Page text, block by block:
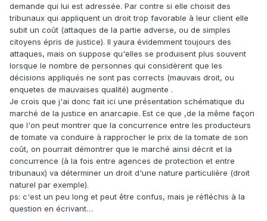
demande qui lui est adressée. Par contre si elle choisit des
tribunaux qui appliquent un droit trop favorable à leur client elle
subit un coût (attaques de la partie adverse, ou de simples
citoyens épris de justice). Il yaura évidemment toujours des
attaques, mais on suppose qu'elles se produisent plus souvent
lorsque le nombre de personnes qui considèrent que les
décisions appliqués ne sont pas corrects (mauvais droit, ou
enquetes de mauvaises qualité) augmente .
Je crois que j'ai donc fait ici une présentation schématique du
marché de la justice en anarcapie. Est ce que ,de la même façon
que l'on peut montrer que la concurrence entre les producteurs
de tomate va conduire à rapprocher le prix de la tomate de son
coût, on pourrait démontrer que le marché ainsi décrit et la
concurrence (à la fois entre agences de protection et entre
tribunaux) va déterminer un droit d'une nature particulière (droit
naturel par exemple).
ps: c'est un peu long et peut être confus, mais je réfléchis à la
question en écrivant…